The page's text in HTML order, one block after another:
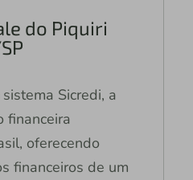
do Piquiri
Sicredi, a
financeira
oferecendo
financeiros de um